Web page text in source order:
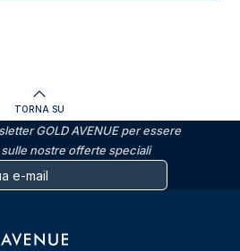
TORNA SU
GOLD AVENUE per essere
nostre offerte speciali